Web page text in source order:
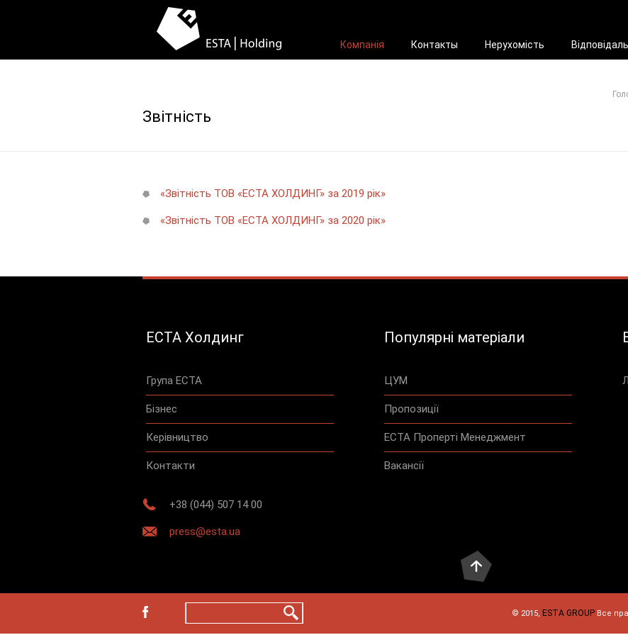
Компанія Контакты Нерухомість
Звітність
«Звітність ТОВ «ЕСТА ХОЛДИНГ» за 2019 рік»
«Звітність ТОВ «ЕСТА ХОЛДИНГ» за 2020 рік»
ЕСТА Холдинг
Група ЕСТА
Бізнес
Керівництво
Контакти
Популярні матеріали
ЦУМ
Пропозиції
ЕСТА Проперті Менеджмент
Вакансії
+38 (044) 507 14 00
press@esta.ua
© 2015, ESTA GROUP Все